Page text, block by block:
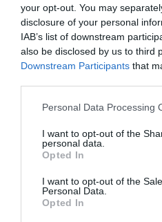
your opt-out. You may
disclosure of your personal
IAB’s list of downstream
also be disclosed by us to third
Downstream Participants that
Please note that this website/
not limited to your visit or
grant or deny consent to
use your data for below
consent section.
Personal Data Processing
I want to opt-out of the
personal data.
Opted In
I want to opt-out of the
Personal Data.
Opted In
kagylót és a nyers húst
szendvicseivel
kikötése.
A királynő ebédje
csirkehúsból, salátából és
uralkodó kedvenc
mini szendvicseket
szendvicsek között akad
ugyanaz marad: a
kell felszolgálni.